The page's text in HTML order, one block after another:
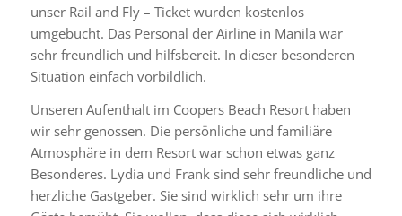
unser Rail and Fly – Ticket wurden kostenlos
umgebucht. Das Personal der Airline in Manila war
sehr freundlich und hilfsbereit. In dieser besonderen
Situation einfach vorbildlich.
Unseren Aufenthalt im Coopers Beach Resort haben
wir sehr genossen. Die persönliche und familiäre
Atmosphäre in dem Resort war schon etwas ganz
Besonderes. Lydia und Frank sind sehr freundliche und
herzliche Gastgeber. Sie sind wirklich sehr um ihre